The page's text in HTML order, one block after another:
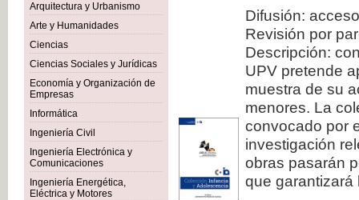
Arquitectura y Urbanismo
Arte y Humanidades
Ciencias
Ciencias Sociales y Jurídicas
Economía y Organización de
Empresas
Informática
Ingeniería Civil
Ingeniería Electrónica y
Comunicaciones
Ingeniería Energética,
Eléctrica y Motores
Difusión:
Revisión por
Descripción:
UPV pretende
muestra de su
menores. La
convocado por
investigación
obras pasarán
que garantizará